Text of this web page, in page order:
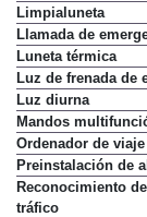
Limpialuneta
Llamada de
Luneta térmica
Luz de frenada de
Luz diurna
Mandos
Ordenador de viaje
Preinstalación de
Reconocimiento
tráfico